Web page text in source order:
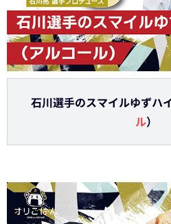
石川選手のスマイルゆずハ
ル）